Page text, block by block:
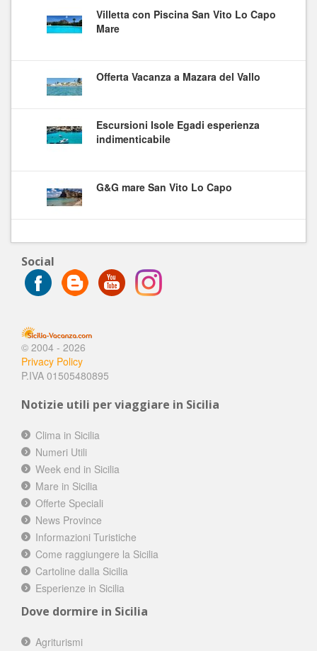
Villetta con Piscina San Vito Lo Capo
Mare
Offerta Vacanza a Mazara del Vallo
Escursioni Isole Egadi esperienza
indimenticabile
G&G mare San Vito Lo Capo
Social
© 2004 - 2026
Privacy Policy
P.IVA 01505480895
Notizie utili per viaggiare in Sicilia
Clima in Sicilia
Numeri Utili
Week end in Sicilia
Mare in Sicilia
Offerte Speciali
News Province
Informazioni Turistiche
Come raggiungere la Sicilia
Cartoline dalla Sicilia
Esperienze in Sicilia
Dove dormire in Sicilia
Agriturismi